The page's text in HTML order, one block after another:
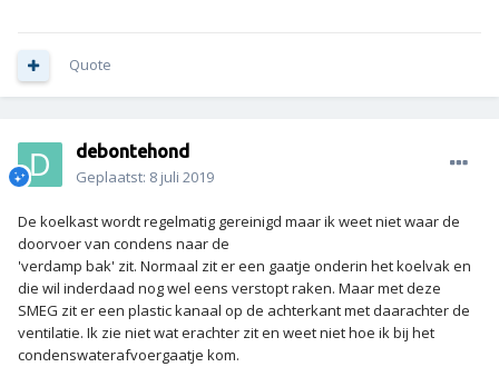
Quote
debontehond
Geplaatst: 8 juli 2019
De koelkast wordt regelmatig gereinigd maar ik weet niet waar de
doorvoer van condens naar de
'verdamp bak' zit. Normaal zit er een gaatje onderin het koelvak en
die wil inderdaad nog wel eens verstopt raken. Maar met deze
SMEG zit er een plastic kanaal op de achterkant met daarachter de
ventilatie. Ik zie niet wat erachter zit en weet niet hoe ik bij het
condenswaterafvoergaatje kom.